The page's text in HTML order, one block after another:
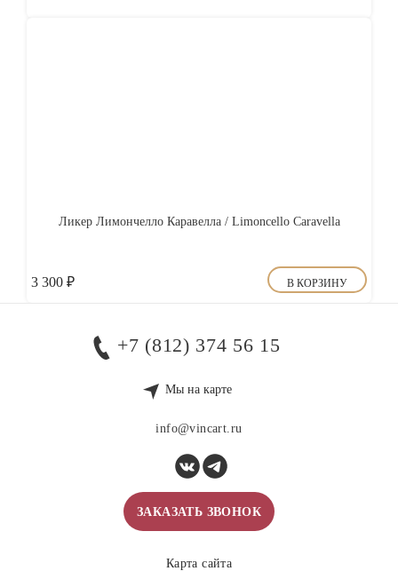
Ликер Лимончелло Каравелла / Limoncello Caravella
3 300 ₽ В КОРЗИНУ
+7 (812) 374 56 15
Мы на карте
info@vincart.ru
ЗАКАЗАТЬ ЗВОНОК
Карта сайта